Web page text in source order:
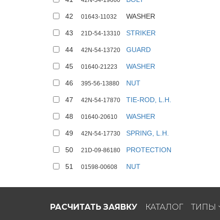
42 01643-11032 WASHER
43 21D-54-13310 STRIKER
44 42N-54-13720 GUARD
45 01640-21223 WASHER
46 395-56-13880 NUT
47 42N-54-17870 TIE-ROD, L.H.
48 01640-20610 WASHER
49 42N-54-17730 SPRING, L.H.
50 21D-09-86180 PROTECTION
51 01598-00608 NUT
РАСЧИТАТЬ ЗАЯВКУ КАТАЛОГ ТИПЫ